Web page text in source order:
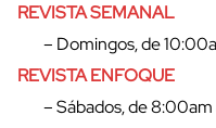
REVISTA SEMANAL
– Domingos, de
REVISTA ENFOQUE
– Sábados, de